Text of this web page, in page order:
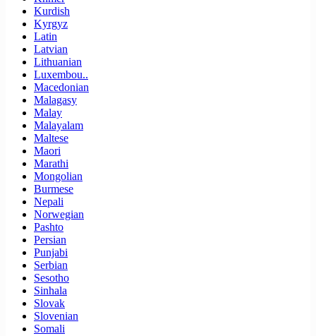
Kurdish
Kyrgyz
Latin
Latvian
Lithuanian
Luxembou..
Macedonian
Malagasy
Malay
Malayalam
Maltese
Maori
Marathi
Mongolian
Burmese
Nepali
Norwegian
Pashto
Persian
Punjabi
Serbian
Sesotho
Sinhala
Slovak
Slovenian
Somali